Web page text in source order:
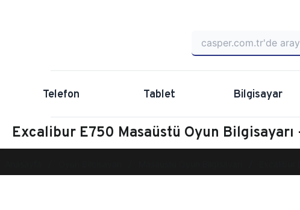
Telefon Tablet Bilgisayar
Excalibur E750 Masaüstü Oyun